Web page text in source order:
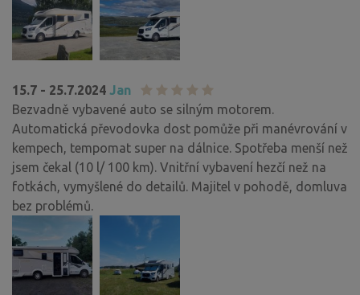
15.7 - 25.7.2024 Jan
Bezvadně vybavené auto se silným motorem.
Automatická převodovka dost pomůže při manévrování v
kempech, tempomat super na dálnice. Spotřeba menší než
jsem čekal (10 l/ 100 km). Vnitřní vybavení hezčí než na
fotkách, vymyšlené do detailů. Majitel v pohodě, domluva
bez problémů.